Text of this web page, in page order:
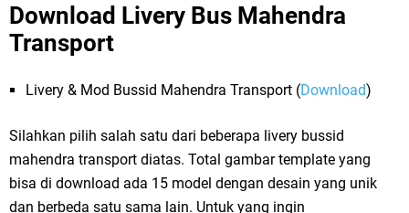
Download Livery Bus Mahendra
Transport
Livery & Mod Bussid Mahendra Transport (Download)
Silahkan pilih salah satu dari beberapa livery bussid
mahendra transport diatas. Total gambar template yang
bisa di download ada 15 model dengan desain yang unik
dan berbeda satu sama lain. Untuk yang ingin